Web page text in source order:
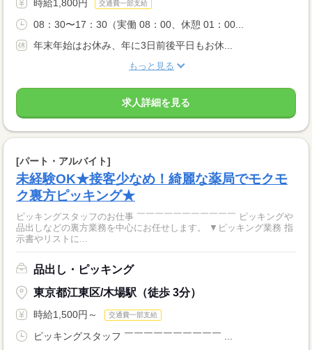
時給1,800円 交通費一部支給
08：30〜17：30（実働 08：00、休憩 01：00...
年末年始はお休み、年に3日前後平日もお休...
もっと見る
求人詳細を見る
[パート・アルバイト]
未経験OK★接客少なめ！綺麗な薬局でモクモ
ク裏方ピッキング★
ピッキングスタッフのお仕事 ￣￣￣￣￣￣￣￣￣￣￣ ピッキングや
品出しなどの裏方業務を中心にお任せします。 ▼ピッキング業務 指
示書やリストに...
品出し・ピッキング
東京都江東区/木場駅（徒歩 3分）
時給1,500円～ 交通費一部支給
ピッキングスタッフ ￣￣￣￣￣￣￣￣￣￣ ...